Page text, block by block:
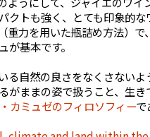
クトも強く、とても印象的な
重力を用いた瓶詰め方法）で
基本です。
自然の良さをなくさないよ
がままの姿で扱うこと、生き
カミュゼのフィロソフィーで